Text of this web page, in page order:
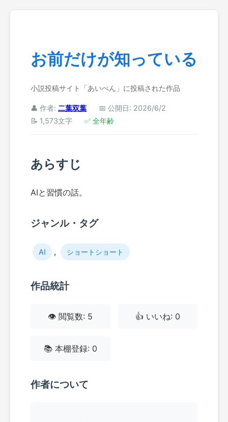
お前だけが知っている
小説投稿サイト「あいぺん」に投稿された作品
👤 作者: 二葉双葉
📅 公開日: 2026/6/2
📝 1,573文字
✅ 全年齢
あらすじ
AIと習慣の話。
ジャンル・タグ
AI , ショートショート
作品統計
👁️ 閲覧数: 5 👍 いいね: 0
📚 本棚登録: 0
作者について